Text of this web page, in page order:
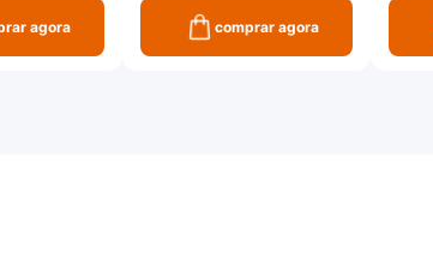
agora comprar agora